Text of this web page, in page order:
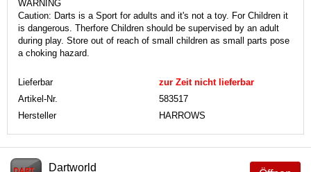
WARNING
Caution: Darts is a Sport for adults and it's not a toy. For Children it
is dangerous. Therfore Children should be supervised by an adult
during play. Store out of reach of small children as small parts pose
a choking hazard.
Lieferbar
zur Zeit nicht lieferbar
Artikel-Nr.
583517
Hersteller
HARROWS
Dartworld